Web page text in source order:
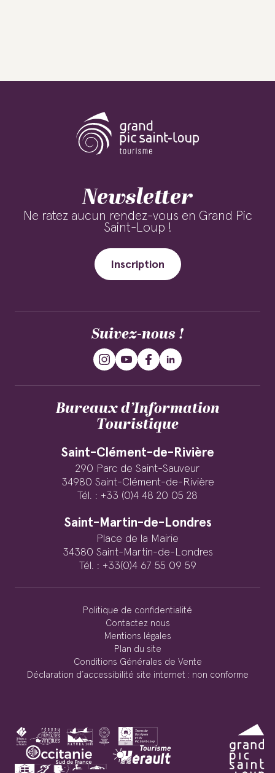
Newsletter
Ne ratez aucun rendez-vous en Grand Pic
Saint-Loup !
Inscription
Suivez-nous !
Bureaux d’Information
Touristique
Saint-Clément-de-Rivière
290 Parc de Saint-Sauveur
34980 Saint-Clément-de-Rivière
Tél. : +33 (0)4 48 20 05 28
Saint-Martin-de-Londres
Place de la Mairie
34380 Saint-Martin-de-Londres
Tél. : +33(0)4 67 55 09 59
Politique de confidentialité
Contactez nous
Mentions légales
Plan du site
Conditions Générales de Vente
Déclaration d’accessibilité site internet : non conforme